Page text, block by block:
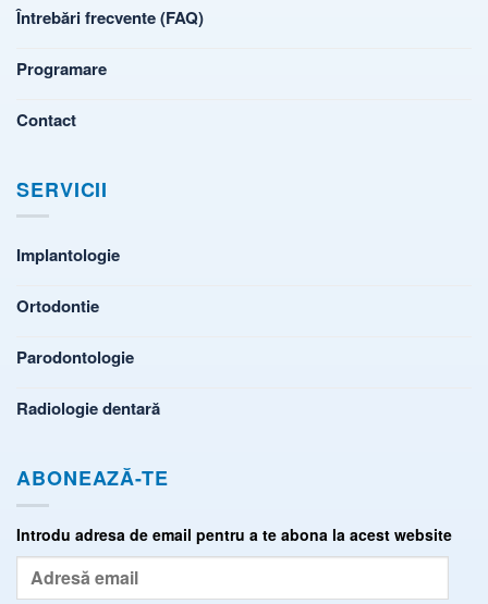
Întrebări frecvente (FAQ)
Programare
Contact
SERVICII
Implantologie
Ortodontie
Parodontologie
Radiologie dentară
ABONEAZĂ-TE
Introdu adresa de email pentru a te abona la acest website
Adresă
email